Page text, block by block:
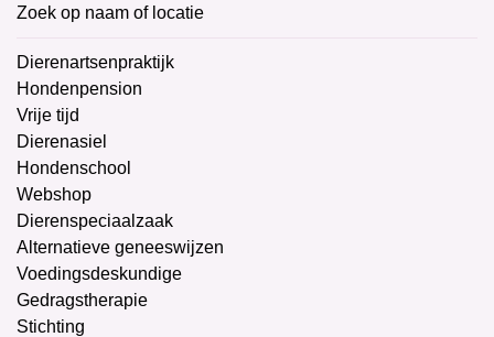
Zoek op naam of locatie
Dierenartsenpraktijk
Hondenpension
Vrije tijd
Dierenasiel
Hondenschool
Webshop
Dierenspeciaalzaak
Alternatieve geneeswijzen
Voedingsdeskundige
Gedragstherapie
Stichting